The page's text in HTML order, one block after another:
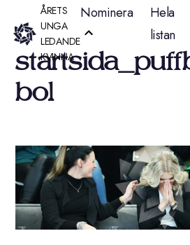
Hoppa
till
innehåll
ÅRETS
UNGA
LEDANDE
KVINNA
Nominera
Hela
listan
bol